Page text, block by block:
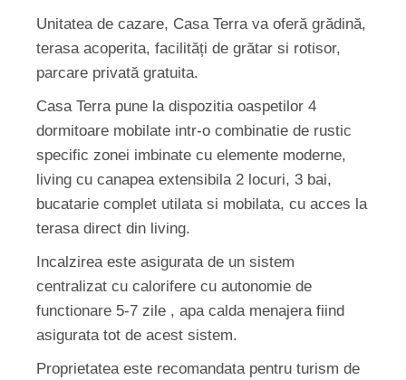
Unitatea de cazare, Casa Terra va oferă grădină,
terasa acoperita, facilități de grătar si rotisor,
parcare privată gratuita.
Casa Terra pune la dispozitia oaspetilor 4
dormitoare mobilate intr-o combinatie de rustic
specific zonei imbinate cu elemente moderne,
living cu canapea extensibila 2 locuri, 3 bai,
bucatarie complet utilata si mobilata, cu acces la
terasa direct din living.
Incalzirea este asigurata de un sistem
centralizat cu calorifere cu autonomie de
functionare 5-7 zile , apa calda menajera fiind
asigurata tot de acest sistem.
Proprietatea este recomandata pentru turism de